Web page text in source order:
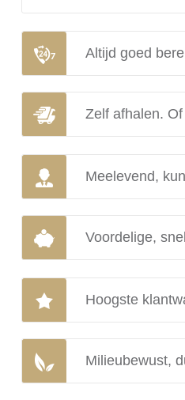
Altijd goed
Zelf afhalen.
Meelevend,
Voordelige,
Hoogste
Milieubewust,